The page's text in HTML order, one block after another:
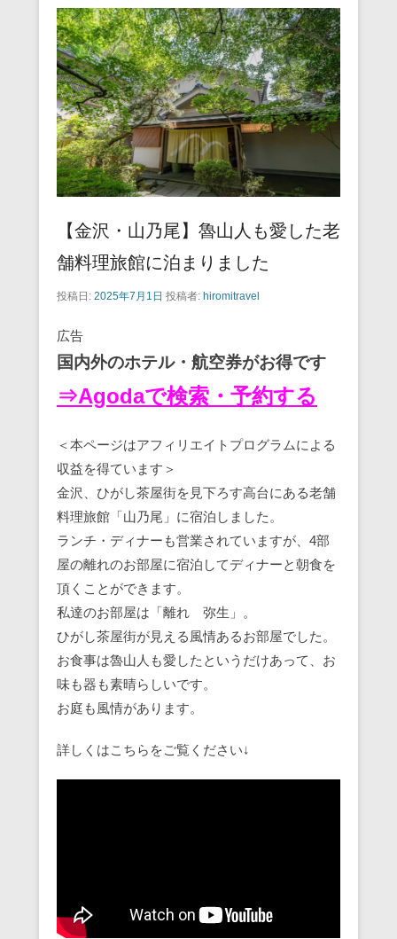
【金沢・山乃尾】魯山人も愛した老
舗料理旅館に泊まりました
投稿日: 2025年7月1日 投稿者: hiromitravel
広告
国内外のホテル・航空券がお得です
⇒Agodaで検索・予約する
＜本ページはアフィリエイトプログラムによる
収益を得ています＞
金沢、ひがし茶屋街を見下ろす高台にある老舗
料理旅館「山乃尾」に宿泊しました。
ランチ・ディナーも営業されていますが、4部
屋の離れのお部屋に宿泊してディナーと朝食を
頂くことができます。
私達のお部屋は「離れ 弥生」。
ひがし茶屋街が見える風情あるお部屋でした。
お食事は魯山人も愛したというだけあって、お
味も器も素晴らしいです。
お庭も風情があります。
詳しくはこちらをご覧ください↓